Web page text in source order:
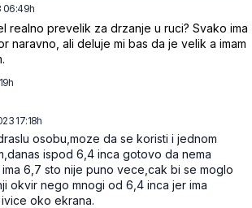
06:49h
realno prevelik za drzanje u ruci? Svako ima
naravno, ali deluje mi bas da je velik a imam
17:18h
osobu,moze da se koristi i jednom
ispod 6,4 inca gotovo da nema
6,7 sto nije puno vece,cak bi se moglo
okvir nego mnogi od 6,4 inca jer ima
oko ekrana.